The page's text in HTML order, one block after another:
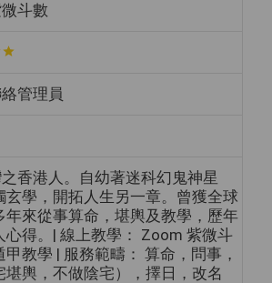
斗數
管理員
香港人。自幼著迷科幻鬼神星
玄學，開拓人生另一章。曾獲全球
年來從事算命，堪輿及教學，歷年
心得。| 線上教學： Zoom 紫微斗
教學 | 服務範疇： 算命，問事，
堪輿，不做陰宅），擇日，改名